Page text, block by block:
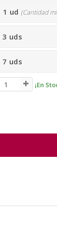
1 ud (Cantidad
3 uds
7 uds
¡En